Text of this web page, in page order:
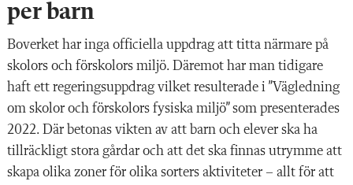
per barn
Boverket har inga officiella uppdrag att titta närmare på
skolors och förskolors miljö. Däremot har man tidigare
haft ett regeringsuppdrag vilket resulterade i ”Vägledning
om skolor och förskolors fysiska miljö” som presenterades
2022. Där betonas vikten av att barn och elever ska ha
tillräckligt stora gårdar och att det ska finnas utrymme att
skapa olika zoner för olika sorters aktiviteter – allt för att